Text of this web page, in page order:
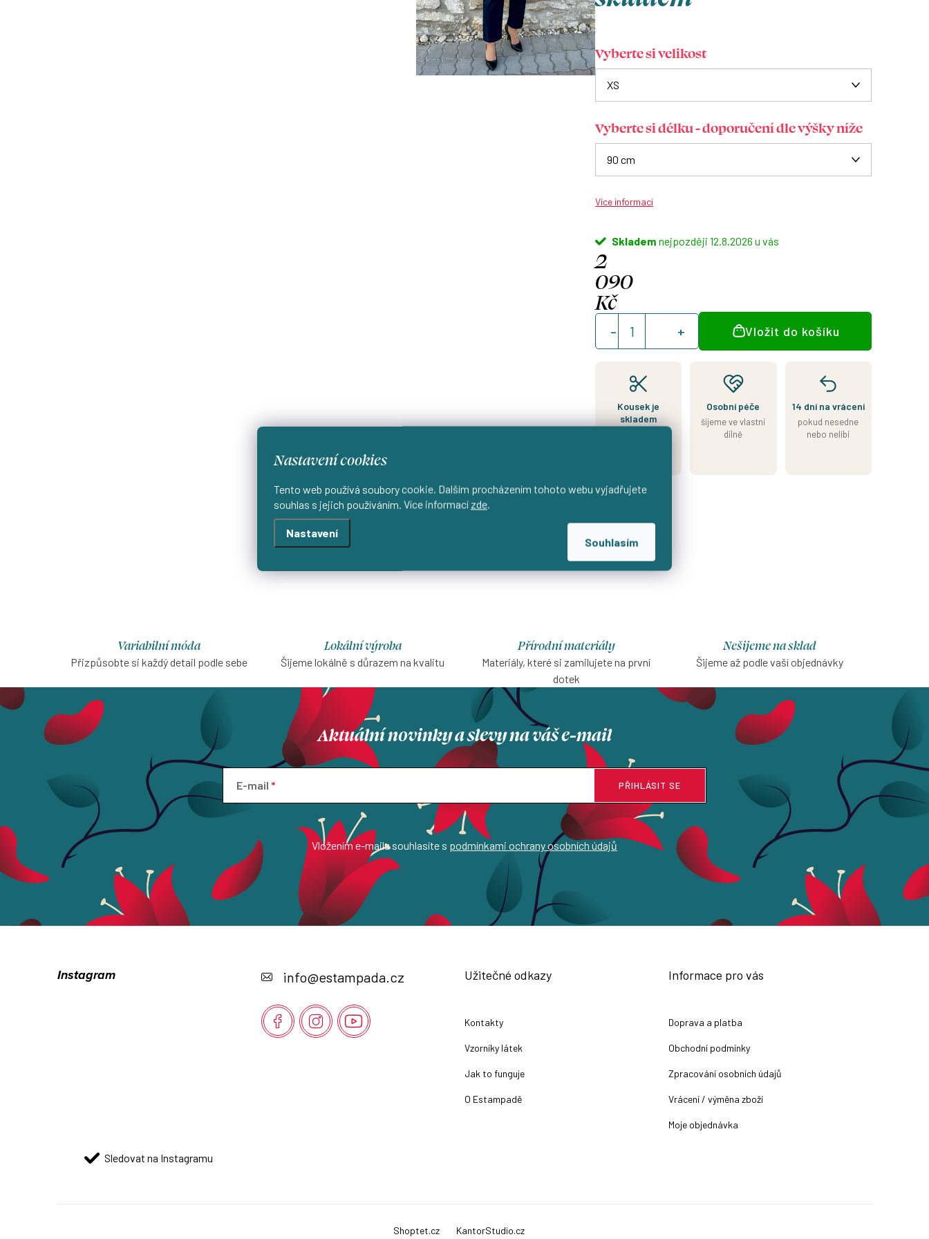
Nastavení cookies
Tento web používá soubory cookie. Dalším procházením tohoto webu vyjadřujete
souhlas s jejich používáním. Více informací zde.
Nastavení
Souhlasím
Vyberte si velikost
Vyberte si délku - doporučení dle výšky níže
Více informací
Skladem 12.8.2026
2
090
Kč
Měrná
cena:
Vložit do košíku
Kousek je
skladem
Osobní péče
šijeme ve vlastní
dílně
14 dní na vrácení
pokud nesedne
nebo nelíbí
Variabilní móda
Přizpůsobte si každý detail podle sebe
Lokální výroba
Šijeme lokálně s důrazem na kvalitu
Přírodní materiály
Materiály, které si zamilujete na první
dotek
Nešijeme na sklad
Šijeme až podle vaší objednávky
Aktuální novinky a slevy na váš e-mail
E-mail
Vložením e-mailu souhlasíte s podmínkami ochrany osobních údajů
PŘIHLÁSIT SE
Instagram
Sledovat na Instagramu
info@estampada.cz Užitečné odkazy
Kontakty
Vzorníky látek
Jak to funguje
O Estampadě
Informace pro vás
Doprava a platba
Obchodní podmínky
Zpracování osobních údajů
Vrácení / výměna zboží
Moje objednávka
Shoptet.cz KantorStudio.cz